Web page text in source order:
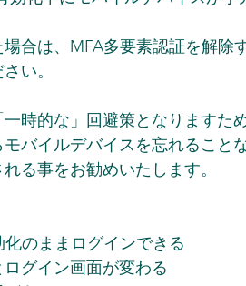
合は、MFA多要素認証を解除
い。
時的な」回避策となりますた
バイルデバイスを忘れること
る事をお勧めいたします。
のままログインできる
グイン画面が変わる